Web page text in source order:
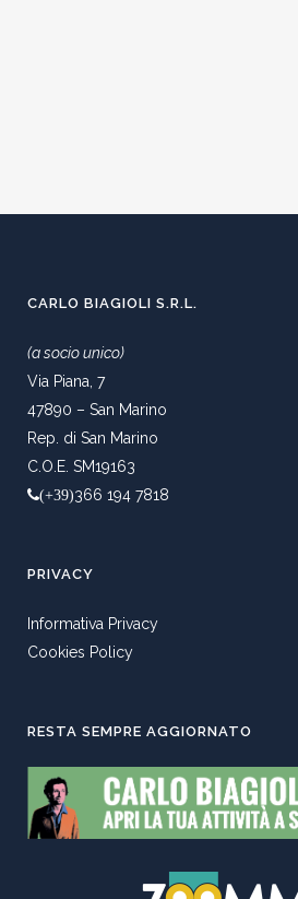
CARLO BIAGIOLI S.R.L.
(a socio unico)
Via Piana, 7
47890 – San Marino
Rep. di San Marino
C.O.E. SM19163
(+39)366 194 7818
PRIVACY
Informativa Privacy
Cookies Policy
RESTA SEMPRE AGGIORNATO